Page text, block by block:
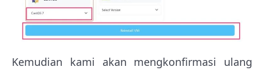
Kemudian kami akan mengkonfirmasi ulang